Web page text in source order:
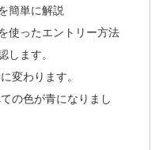
簡単に解説
使ったエントリー方法
ます。
変わります。
の色が青になりまし